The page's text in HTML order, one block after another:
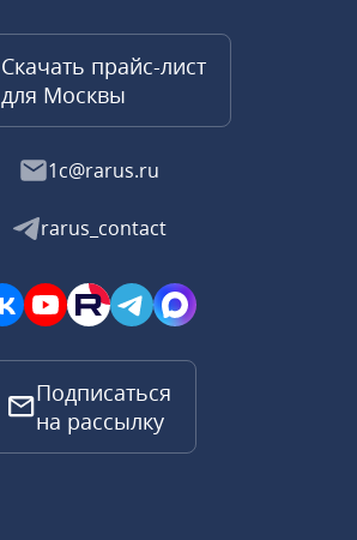
Скачать прайс-лист
для Москвы
1c@rarus.ru
rarus_contact
Подписаться
на рассылку